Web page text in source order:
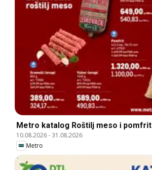
Metro katalog Roštilj meso i pomfrit
10.08.2026-31.08.2026
Metro